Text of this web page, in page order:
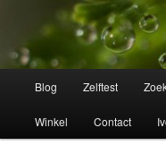
primaire
secundaire
Wegwijzer in Traumaland
Blog Zelftest
Winkel Contact